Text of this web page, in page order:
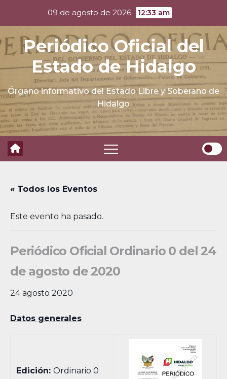
content
09 de agosto de 2026 12:33 am
Periódico Oficial del
Estado de Hidalgo
Órgano informativo del Estado Libre y Soberano de
Hidalgo
« Todos los Eventos
Este evento ha pasado.
Periódico Oficial Ordinario 0 del 24
de agosto de 2020
24 agosto 2020
Datos generales
Edición:Ordinario 0